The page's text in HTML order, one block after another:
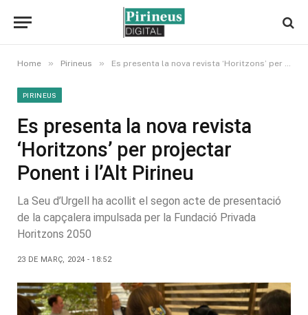
Home » Pirineus » Es presenta la nova revista ‘Horitzons’ per projectar Ponent i l’Alt Pirineu
PIRINEUS
Es presenta la nova revista
‘Horitzons’ per projectar
Ponent i l’Alt Pirineu
La Seu d’Urgell ha acollit el segon acte de presentació
de la capçalera impulsada per la Fundació Privada
Horitzons 2050
23 DE MARÇ, 2024 - 18:52